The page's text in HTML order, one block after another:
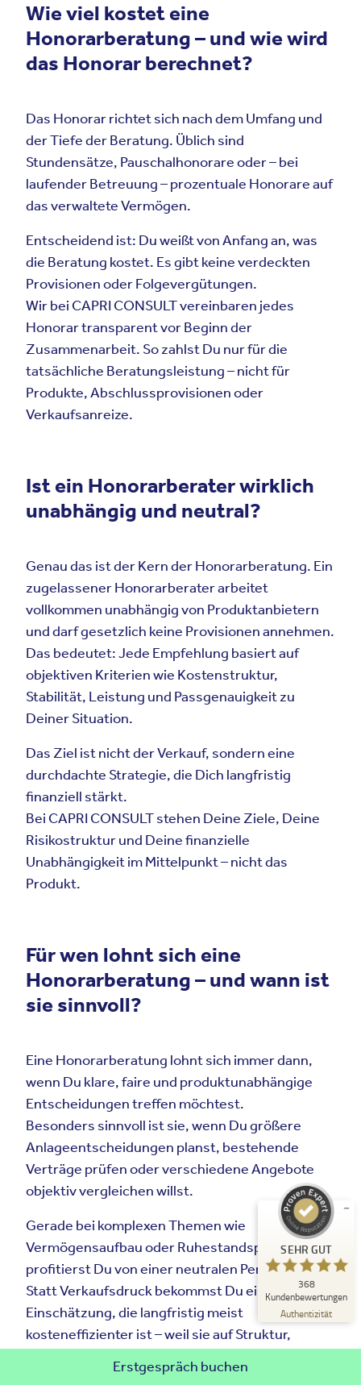
Wie viel kostet eine
Honorarberatung – und wie wird
das Honorar berechnet?
Das Honorar richtet sich nach dem Umfang und
der Tiefe der Beratung. Üblich sind
Stundensätze, Pauschalhonorare oder – bei
laufender Betreuung – prozentuale Honorare auf
das verwaltete Vermögen.
Entscheidend ist: Du weißt von Anfang an, was
die Beratung kostet. Es gibt keine verdeckten
Provisionen oder Folgevergütungen.
Wir bei CAPRI CONSULT vereinbaren jedes
Honorar transparent vor Beginn der
Zusammenarbeit. So zahlst Du nur für die
tatsächliche Beratungsleistung – nicht für
Produkte, Abschlussprovisionen oder
Verkaufsanreize.
Ist ein Honorarberater wirklich
unabhängig und neutral?
Genau das ist der Kern der Honorarberatung. Ein
zugelassener Honorarberater arbeitet
vollkommen unabhängig von Produktanbietern
und darf gesetzlich keine Provisionen annehmen.
Das bedeutet: Jede Empfehlung basiert auf
objektiven Kriterien wie Kostenstruktur,
Stabilität, Leistung und Passgenauigkeit zu
Deiner Situation.
Das Ziel ist nicht der Verkauf, sondern eine
durchdachte Strategie, die Dich langfristig
finanziell stärkt.
Bei CAPRI CONSULT stehen Deine Ziele, Deine
Risikostruktur und Deine finanzielle
Unabhängigkeit im Mittelpunkt – nicht das
Produkt.
Für wen lohnt sich eine
Honorarberatung – und wann ist
sie sinnvoll?
Eine Honorarberatung lohnt sich immer dann,
wenn Du klare, faire und produktunabhängige
Entscheidungen treffen möchtest.
Besonders sinnvoll ist sie, wenn Du größere
Anlageentscheidungen planst, bestehende
Verträge prüfen oder verschiedene Angebote
objektiv vergleichen willst.
Gerade bei komplexen Themen wie
Vermögensaufbau oder Ruhestandsplanung
profitierst Du von einer neutralen Perspektive.
Statt Verkaufsdruck bekommst Du eine fundierte
Einschätzung, die langfristig meist
kosteneffizienter ist – weil sie auf Struktur,
Erstgespräch buchen
SEHR GUT
368
Kundenbewertungen
Authentizität
Kundenbewertungen und Erfahrungen zu
CAPRI CONSULT GmbH
100
%
Empfehlungen auf
ProvenExpert.com
SEHR GUT
5,00
206
Bewertungen auf
ProvenExpert.com
162
Bewertungen von
2
anderen Quellen
Blick aufs ProvenExpert-Profil werfen
05.08.2026